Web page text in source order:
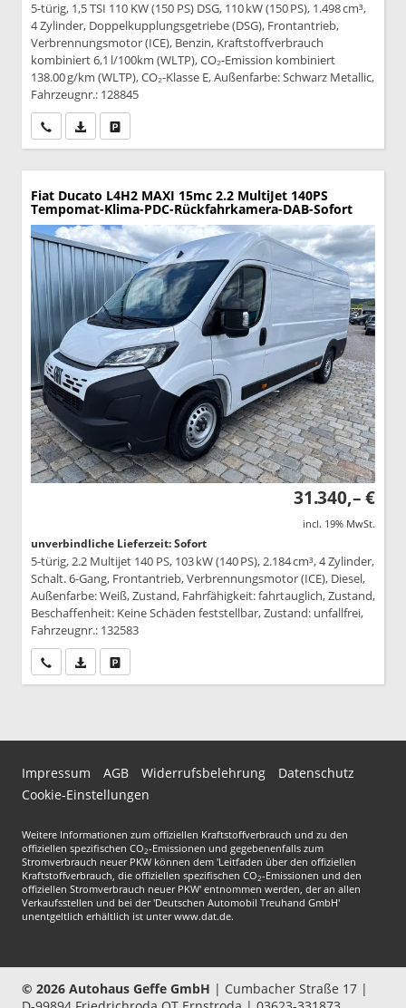
5-türig, 1,5 TSI 110 KW (150 PS) DSG, 110 kW (150 PS), 1.498 cm³,
4 Zylinder, Doppelkupplungsgetriebe (DSG), Frontantrieb,
Verbrennungsmotor (ICE), Benzin, Kraftstoffverbrauch
kombiniert 6,1 l/100km (WLTP), CO₂-Emission kombiniert
138.00 g/km (WLTP), CO₂-Klasse E, Außenfarbe: Schwarz Metallic,
Fahrzeugnr.: 128845
Wir rufen Sie anPDF-Datei, Fahrzeugexposé drucken
Fiat Ducato L4H2 MAXI 15mc 2.2 MultiJet 140PS
Tempomat-Klima-PDC-Rückfahrkamera-DAB-Sofort
31.340,– €
incl. 19% MwSt.
unverbindliche Lieferzeit: Sofort
5-türig, 2.2 Multijet 140 PS, 103 kW (140 PS), 2.184 cm³, 4 Zylinder,
Schalt. 6-Gang, Frontantrieb, Verbrennungsmotor (ICE), Diesel,
Außenfarbe: Weiß, Zustand, Fahrfähigkeit: fahrtauglich, Zustand,
Beschaffenheit: Keine Schäden feststellbar, Zustand: unfallfrei,
Fahrzeugnr.: 132583
Wir rufen Sie anPDF-Datei, Fahrzeugexposé drucken
Impressum AGB Widerrufsbelehrung
Datenschutz
Cookie-Einstellungen
Weitere Informationen zum offiziellen Kraftstoffverbrauch und zu den
offiziellen spezifischen CO2-Emissionen und gegebenenfalls zum
Stromverbrauch neuer PKW können dem 'Leitfaden über den offiziellen
Kraftstoffverbrauch, die offiziellen spezifischen CO2-Emissionen und den
offiziellen Stromverbrauch neuer PKW' entnommen werden, der an allen
Verkaufsstellen und bei der 'Deutschen Automobil Treuhand GmbH'
unentgeltlich erhältlich ist unter www.dat.de.
© 2026 Autohaus Geffe GmbH | Cumbacher Straße 17 |